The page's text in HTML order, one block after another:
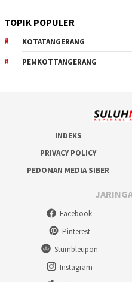
TOPIK POPULER
KOTATANGERANG
PEMKOTTANGERANG
INDEKS
PRIVACY POLICY
PEDOMAN MEDIA SIBER
Facebook
Pinterest
Stumbleupon
Instagram